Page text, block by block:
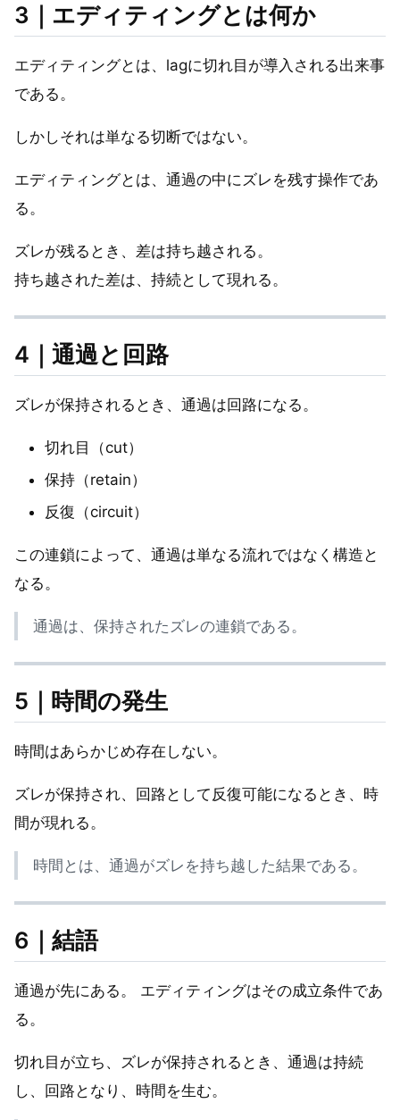
3｜エディティングとは何か
エディティングとは、lagに切れ目が導入される出来事
である。
しかしそれは単なる切断ではない。
エディティングとは、通過の中にズレを残す操作であ
る。
ズレが残るとき、差は持ち越される。
持ち越された差は、持続として現れる。
4｜通過と回路
ズレが保持されるとき、通過は回路になる。
切れ目（cut）
保持（retain）
反復（circuit）
この連鎖によって、通過は単なる流れではなく構造と
なる。
通過は、保持されたズレの連鎖である。
5｜時間の発生
時間はあらかじめ存在しない。
ズレが保持され、回路として反復可能になるとき、時
間が現れる。
時間とは、通過がズレを持ち越した結果である。
6｜結語
通過が先にある。 エディティングはその成立条件であ
る。
切れ目が立ち、ズレが保持されるとき、通過は持続
し、回路となり、時間を生む。